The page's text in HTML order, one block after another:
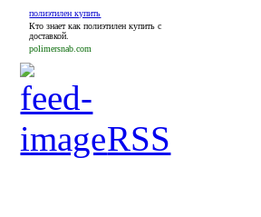
полиэтилен купить
Кто знает как полиэтилен купить с
доставкой.
polimersnab.com
RSS